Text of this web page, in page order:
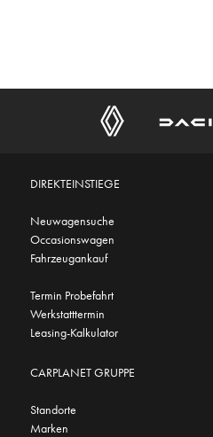
DIREKTEINSTIEGE
Neuwagensuche
Occasionswagen
Fahrzeugankauf
Termin Probefahrt
Werkstatttermin
Leasing-Kalkulator
CARPLANET GRUPPE
Standorte
Marken